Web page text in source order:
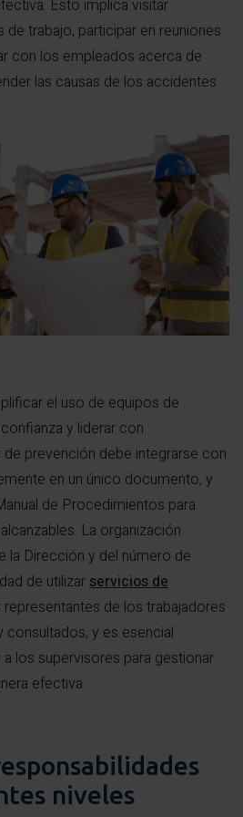
Esto implica visitar
de trabajo, participar en reuniones
con los empleados acerca de
las causas de los accidentes
el uso de equipos de
y liderar con
prevención debe integrarse con
en un único documento, y
de Procedimientos para
La organización
la Dirección y del número de
de utilizarservicios de
representantes de los trabajadores
y es esencial
los supervisores para gestionar
efectiva.
niveles